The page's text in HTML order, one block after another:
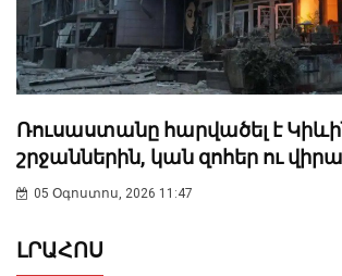
Ռուսաստանը հարվածել է
շրջաններին, կան զոհեր ու
05 Օգոստոս, 2026 11:47
ԼՐԱՀՈՍ